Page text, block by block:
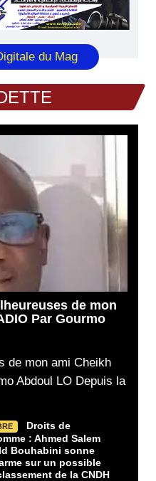
du Mag
de mon
Par Gourmo
de mon ami Cheikh
Abdoul LO Depuis la
Droits de
: Ahmed Salem
Bouhabini sonne
sur un possible
de la CNDH